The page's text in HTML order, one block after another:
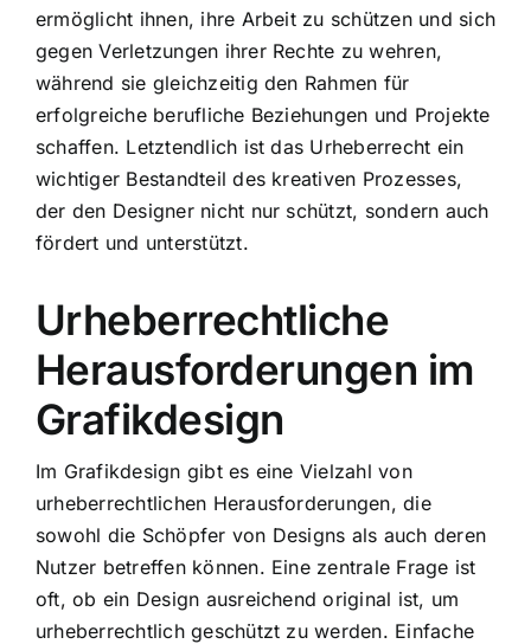
ermöglicht ihnen, ihre Arbeit zu schützen und sich
gegen Verletzungen ihrer Rechte zu wehren,
während sie gleichzeitig den Rahmen für
erfolgreiche berufliche Beziehungen und Projekte
schaffen. Letztendlich ist das Urheberrecht ein
wichtiger Bestandteil des kreativen Prozesses,
der den Designer nicht nur schützt, sondern auch
fördert und unterstützt.
Urheberrechtliche
Herausforderungen im
Grafikdesign
Im Grafikdesign gibt es eine Vielzahl von
urheberrechtlichen Herausforderungen, die
sowohl die Schöpfer von Designs als auch deren
Nutzer betreffen können. Eine zentrale Frage ist
oft, ob ein Design ausreichend original ist, um
urheberrechtlich geschützt zu werden. Einfache